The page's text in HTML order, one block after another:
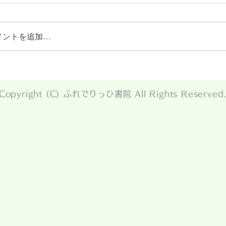
ントを追加…
(C) ふれでりっひ書院 All Rights Reserved.